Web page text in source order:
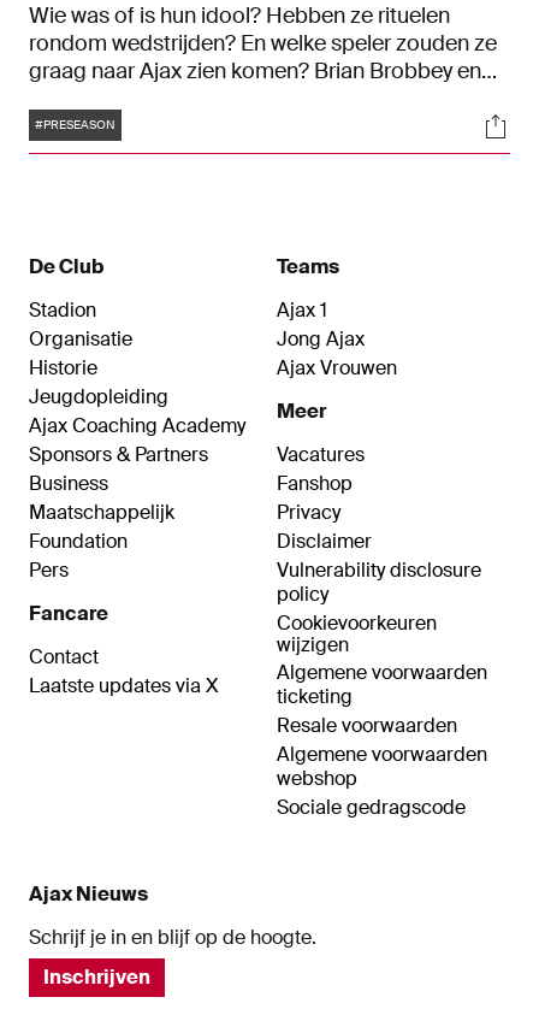
Wie was of is hun idool? Hebben ze rituelen
rondom wedstrijden? En welke speler zouden ze
graag naar Ajax zien komen? Brian Brobbey en
trainingskamp in Duitsland een reeks vragen
voorgeschoteld van onze presentator Aviv. Een
Tags
#PRESEASON
De Club
Stadion
Organisatie
Historie
Jeugdopleiding
Ajax Coaching Academy
Sponsors & Partners
Business
Maatschappelijk
Foundation
Pers
Fancare
Contact
Laatste updates via X
Teams
Ajax 1
Jong Ajax
Ajax Vrouwen
Meer
Vacatures
Fanshop
Privacy
Disclaimer
Vulnerability disclosure
policy
Cookievoorkeuren
wijzigen
Algemene voorwaarden
ticketing
Resale voorwaarden
Algemene voorwaarden
webshop
Sociale gedragscode
Ajax Nieuws
Schrijf je in en blijf op de hoogte.
Inschrijven